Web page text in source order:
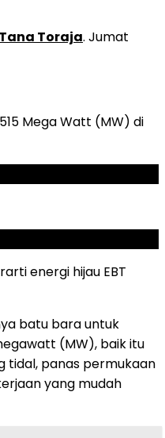
Toraja. Jumat
Mega Watt (MW) di
energi hijau EBT
batu bara untuk
(MW), baik itu
tidal, panas permukaan
yang mudah